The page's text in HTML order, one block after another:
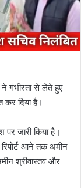
गंभीरता से लेते हुए
दिया है।
जारी किया है।
आने तक अमीन
श्रीवास्तव और